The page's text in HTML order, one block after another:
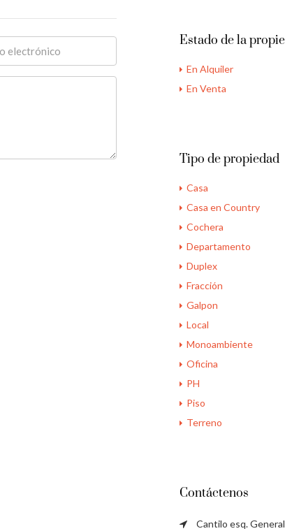
Estado de la
En Alquiler
En Venta
Tipo de propiedad
Casa
Casa en Country
Cochera
Departamento
Duplex
Fracción
Galpon
Local
Monoambiente
Oficina
PH
Piso
Terreno
Contáctenos
Cantilo esq.